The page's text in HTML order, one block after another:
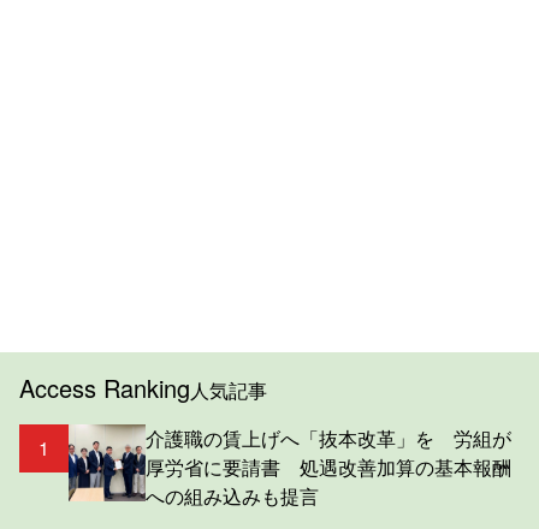
Access Ranking人気記事
1
介護職の賃上げへ「抜本改革」を 労組が
厚労省に要請書 処遇改善加算の基本報酬
への組み込みも提言